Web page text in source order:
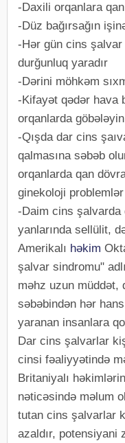
-Daxili orqanlara qan
-Düz bağırsağın
-Hər gün cins şalvar
durğunluq yaradır
-Dərini möhkəm
-Kifayət qədər hava
orqanlarda
-Qışda dar cins
qalmasına səbəb
orqanlarda qan
ginekoloji problemlər
-Daim cins şalvarda
yanlarında sellülit,
Amerikalı həkim
şalvar sindromu"
məhz uzun müddət,
səbəbindən hər
yaranan insanlara
Dar cins şalvarlar
cinsi fəaliyyətində
Britaniyalı
nəticəsində məlum
tutan cins şalvarlar
azaldır, potensiyani